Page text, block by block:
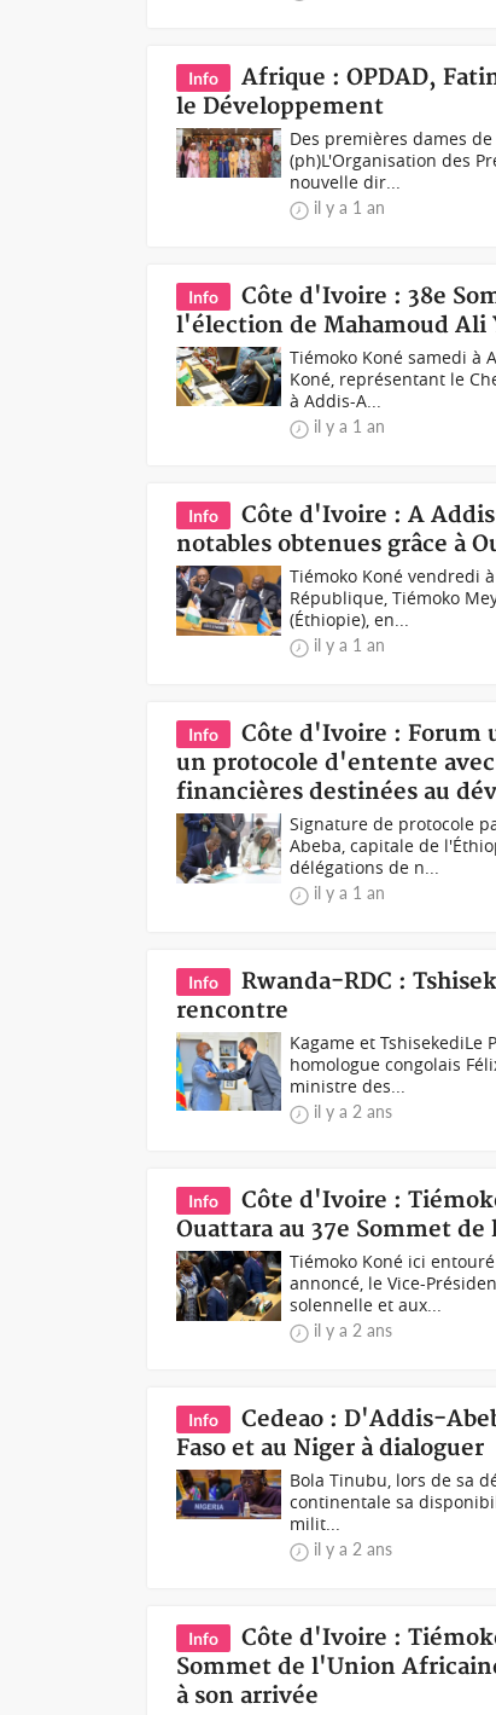
Info
Afrique : OPDAD,
le Développement
Des premières dames
(ph)L'Organisation des
nouvelle dir...
il y a 1 an
Info
Côte d'Ivoire : 38e
l'élection de Mahamoud Ali
Tiémoko Koné samedi à
Koné, représentant le
à Addis-A...
il y a 1 an
Info
Côte d'Ivoire : A
notables obtenues grâce à
Tiémoko Koné vendredi
République, Tiémoko
(Éthiopie), en...
il y a 1 an
Info
Côte d'Ivoire : Forum
un protocole d'entente
financières destinées au
Signature de protocole
Abeba, capitale de
délégations de n...
il y a 1 an
Info
Rwanda-RDC :
rencontre
Kagame et
homologue congolais
ministre des...
il y a 2 ans
Info
Côte d'Ivoire :
Ouattara au 37e Sommet
Tiémoko Koné ici
annoncé, le Vice-
solennelle et aux...
il y a 2 ans
Info
Cedeao : D'Addis-
Faso et au Niger à dialoguer
Bola Tinubu, lors de sa
continentale sa
milit...
il y a 2 ans
Info
Côte d'Ivoire :
Sommet de l'Union
à son arrivée